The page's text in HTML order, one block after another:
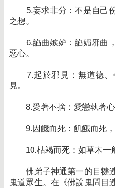
5.妄求非分：不是自己
之想。
6.諂曲嫉妒：諂媚邪曲
惡心。
7.起於邪見：無道德
見。
8.愛著不捨：愛戀執著
9.因饑而死：飢餓而死，
10.枯竭而死：如草木一
佛弟子神通第一的目犍
鬼道眾生。在《佛說鬼問目